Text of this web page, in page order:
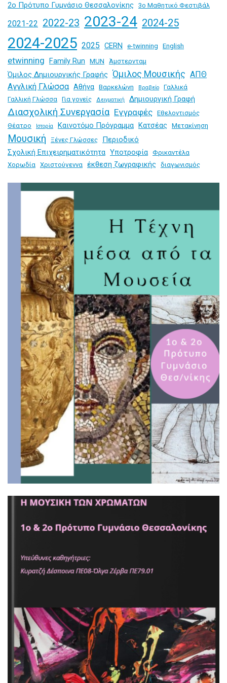
2ο Πρότυπο Γυμνάσιο Θεσσαλονίκης 3ο Μαθητικό Φεστιβάλ
2021-22 2022-23 2023-24 2024-25
2024-2025 2025 CERN e-twinning English
etwinning Family Run MUN Άμστερνταμ
Όμιλος Δημιουργικής Γραφής Όμιλος Μουσικής ΑΠΘ
Αγγλική Γλώσσα Αθήνα Βαρκελώνη Βραβείο
Γαλλικά
Γαλλική Γλώσσα Για γονείς Δειγματική Δημιουργική Γραφή
Διασχολική Συνεργασία Εγγραφές Εθελοντισμός
Θέατρο
Ιστορία Καινοτόμο Πρόγραμμα Κατσέας Μετακίνηση
Μουσική Ξένες Γλώσσες
Περιοδικό
Σχολική Επιχειρηματικότητα Υποτροφία Φρικαντέλα
Χορωδία Χριστούγεννα έκθεση ζωγραφικής διαγωνισμός